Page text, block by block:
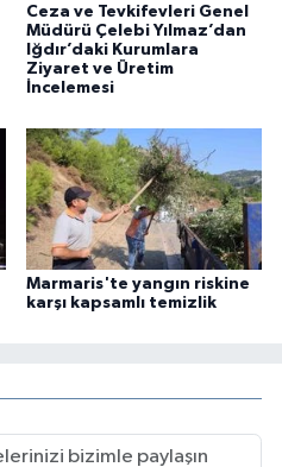
Ceza ve Tevkifevleri Genel
Müdürü Çelebi Yılmaz’dan
Iğdır’daki Kurumlara
Ziyaret ve Üretim
İncelemesi
Marmaris'te yangın riskine
karşı kapsamlı temizlik